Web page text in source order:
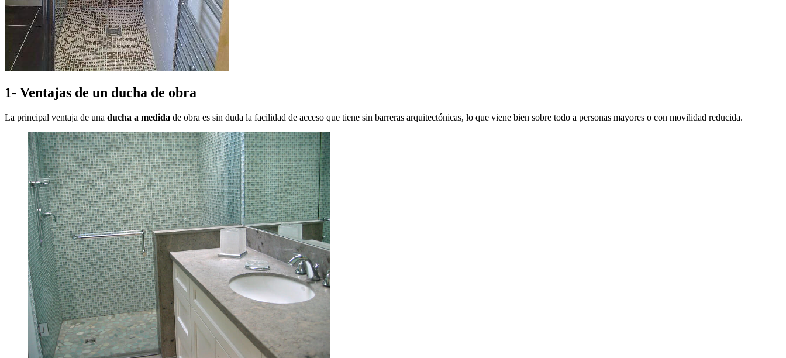
1- Ventajas de un ducha de obra
La principal ventaja de una ducha a medida de obra es sin duda la facilidad de acceso que tiene sin barreras arquitectónicas, lo que viene bien sobre todo a personas mayores o con movilidad reducida.